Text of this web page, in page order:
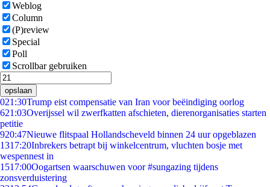
Weblog
Column
(P)review
Special
Poll
Scrollbar gebruiken
opslaan
021:30Trump eist compensatie van Iran voor beëindiging oorlog
621:03Overijssel wil zwerfkatten afschieten, dierenorganisaties starten
petitie
920:47Nieuwe flitspaal Hollandscheveld binnen 24 uur opgeblazen
1317:20Inbrekers betrapt bij winkelcentrum, vluchten bosje met
wespennest in
1517:00Oogartsen waarschuwen voor #sungazing tijdens
zonsverduistering